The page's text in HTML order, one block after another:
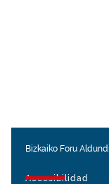
Bizkaiko Foru
Accesibilidad